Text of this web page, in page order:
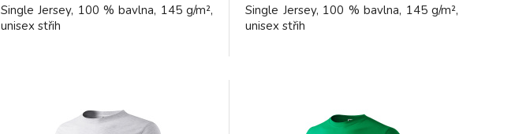
Single Jersey, 100 % bavlna, 145 g/m²,
unisex střih
Single Jersey, 100 % bavlna, 145 g/m²,
unisex střih